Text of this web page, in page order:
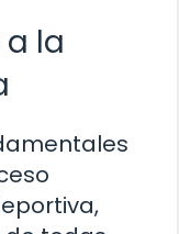
la